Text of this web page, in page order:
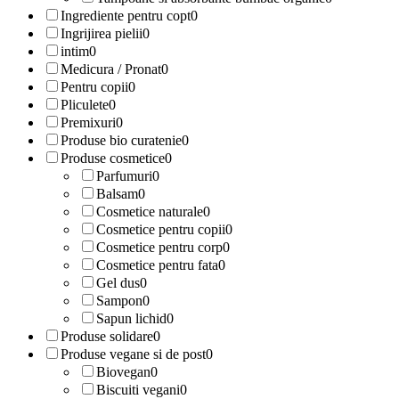
Ingrediente pentru copt0
Ingrijirea pielii0
intim0
Medicura / Pronat0
Pentru copii0
Pliculete0
Premixuri0
Produse bio curatenie0
Produse cosmetice0
Parfumuri0
Balsam0
Cosmetice naturale0
Cosmetice pentru copii0
Cosmetice pentru corp0
Cosmetice pentru fata0
Gel dus0
Sampon0
Sapun lichid0
Produse solidare0
Produse vegane si de post0
Biovegan0
Biscuiti vegani0